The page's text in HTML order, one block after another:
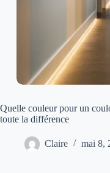
Quelle couleur pour un
toute la différence
Claire mai 8,